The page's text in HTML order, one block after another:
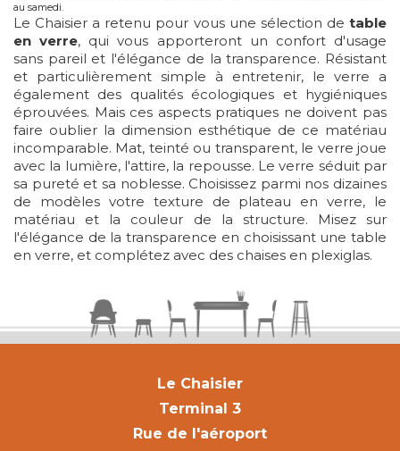
au samedi.
Le Chaisier a retenu pour vous une sélection de table
en verre, qui vous apporteront un confort d'usage
sans pareil et l'élégance de la transparence. Résistant
et particulièrement simple à entretenir, le verre a
également des qualités écologiques et hygiéniques
éprouvées. Mais ces aspects pratiques ne doivent pas
faire oublier la dimension esthétique de ce matériau
incomparable. Mat, teinté ou transparent, le verre joue
avec la lumière, l'attire, la repousse. Le verre séduit par
sa pureté et sa noblesse. Choisissez parmi nos dizaines
de modèles votre texture de plateau en verre, le
matériau et la couleur de la structure. Misez sur
l'élégance de la transparence en choisissant une table
en verre, et complétez avec des chaises en plexiglas.
Le Chaisier
Terminal 3
Rue de l'aéroport